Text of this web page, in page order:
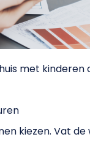
met kinderen
kiezen. Vat